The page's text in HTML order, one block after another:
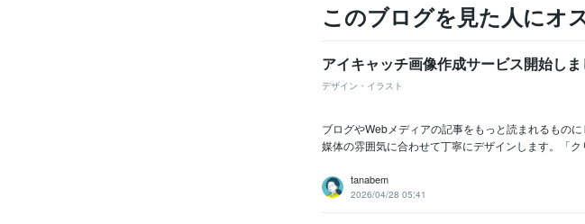
このブログを見た人にオ
アイキャッチ画像作成サービス開始しま
デザイン・イラスト
ブログやWebメディアの記事をもっと読まれるもの
媒体の雰囲気に合わせて丁寧にデザインします。「
tanabem
2026/04/28 05:41